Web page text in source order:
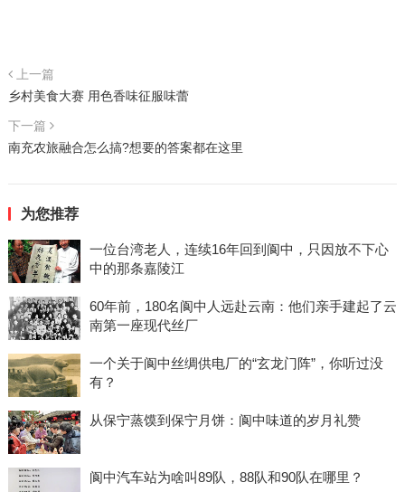
上一篇
乡村美食大赛 用色香味征服味蕾
下一篇
南充农旅融合怎么搞?想要的答案都在这里
为您推荐
一位台湾老人，连续16年回到阆中，只因放不下心
中的那条嘉陵江
60年前，180名阆中人远赴云南：他们亲手建起了云
南第一座现代丝厂
一个关于阆中丝绸供电厂的“玄龙门阵”，你听过没
有？
从保宁蒸馍到保宁月饼：阆中味道的岁月礼赞
阆中汽车站为啥叫89队，88队和90队在哪里？